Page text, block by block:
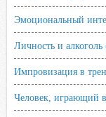
Эмоциональный
Личность и
Импровизация в
Человек, играющий